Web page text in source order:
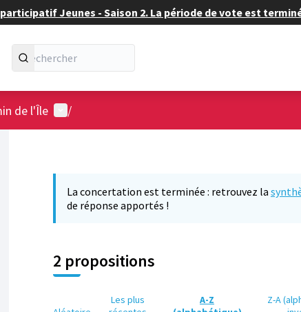
Jeunes - Saison 2. La période de vote est
de l'Île Menu utilisateur
/
La concertation est terminée : retrouvez la
de réponse apportés !
2 propositions
Les plus
A-Z
Z-A